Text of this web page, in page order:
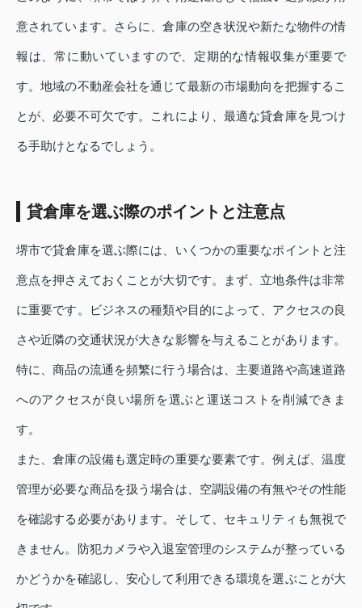
意されています。さらに、倉庫の空き状況や新たな物件の情
報は、常に動いていますので、定期的な情報収集が重要で
す。地域の不動産会社を通じて最新の市場動向を把握するこ
とが、必要不可欠です。これにより、最適な貸倉庫を見つけ
る手助けとなるでしょう。
貸倉庫を選ぶ際のポイントと注意点
堺市で貸倉庫を選ぶ際には、いくつかの重要なポイントと注
意点を押さえておくことが大切です。まず、立地条件は非常
に重要です。ビジネスの種類や目的によって、アクセスの良
さや近隣の交通状況が大きな影響を与えることがあります。
特に、商品の流通を頻繁に行う場合は、主要道路や高速道路
へのアクセスが良い場所を選ぶと運送コストを削減できま
す。
また、倉庫の設備も選定時の重要な要素です。例えば、温度
管理が必要な商品を扱う場合は、空調設備の有無やその性能
を確認する必要があります。そして、セキュリティも無視で
きません。防犯カメラや入退室管理のシステムが整っている
かどうかを確認し、安心して利用できる環境を選ぶことが大